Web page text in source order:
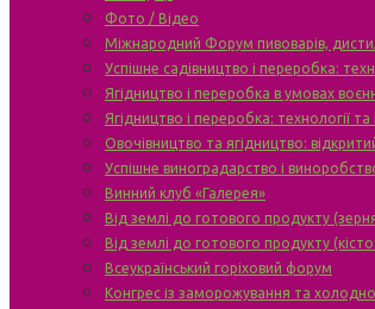
Фото / Відео
Міжнародний Форум пивоварів,
Успішне садівництво і переробка:
Ягідництво і переробка в умовах
Ягідництво і переробка: технології та
Овочівництво та ягідництво:
Успішне виноградарство і
Винний клуб «Галерея»
Від землі до готового продукту
Від землі до готового продукту
Всеукраїнський горіховий форум
Конгрес із заморожування та